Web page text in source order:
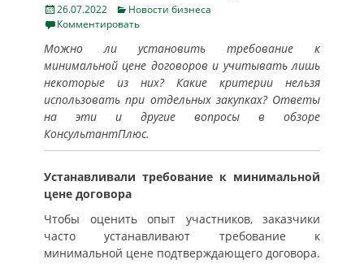
Posted
on
26.07.2022 Categories
Новости бизнеса
Комментировать
Можно ли установить требование к
минимальной цене договоров и учитывать лишь
некоторые из них? Какие критерии нельзя
использовать при отдельных закупках? Ответы
на эти и другие вопросы в обзоре
КонсультантПлюс.
Устанавливали требование к минимальной
цене договора
Чтобы оценить опыт участников, заказчики
часто устанавливают требование к
минимальной цене подтверждающего договора.